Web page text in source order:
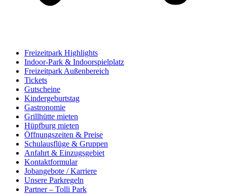
Freizeitpark Highlights
Indoor-Park & Indoorspielplatz
Freizeitpark Außenbereich
Tickets
Gutscheine
Kindergeburtstag
Gastronomie
Grillhütte mieten
Hüpfburg mieten
Öffnungszeiten & Preise
Schulausflüge & Gruppen
Anfahrt & Einzugsgebiet
Kontaktformular
Jobangebote / Karriere
Unsere Parkregeln
Partner – Tolli Park